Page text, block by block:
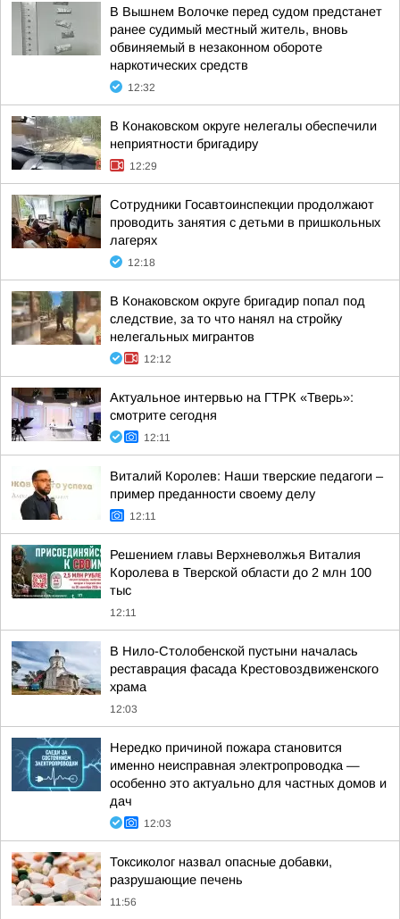
В Вышнем Волочке перед судом предстанет
ранее судимый местный житель, вновь
обвиняемый в незаконном обороте
наркотических средств
12:32
В Конаковском округе нелегалы обеспечили
неприятности бригадиру
12:29
Сотрудники Госавтоинспекции продолжают
проводить занятия с детьми в пришкольных
лагерях
12:18
В Конаковском округе бригадир попал под
следствие, за то что нанял на стройку
нелегальных мигрантов
12:12
Актуальное интервью на ГТРК «Тверь»:
смотрите сегодня
12:11
Виталий Королев: Наши тверские педагоги –
пример преданности своему делу
12:11
Решением главы Верхневолжья Виталия
Королева в Тверской области до 2 млн 100
тыс
12:11
В Нило-Столобенской пустыни началась
реставрация фасада Крестовоздвиженского
храма
12:03
Нередко причиной пожара становится
именно неисправная электропроводка —
особенно это актуально для частных домов и
дач
12:03
Токсиколог назвал опасные добавки,
разрушающие печень
11:56